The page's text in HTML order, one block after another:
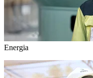
Energia